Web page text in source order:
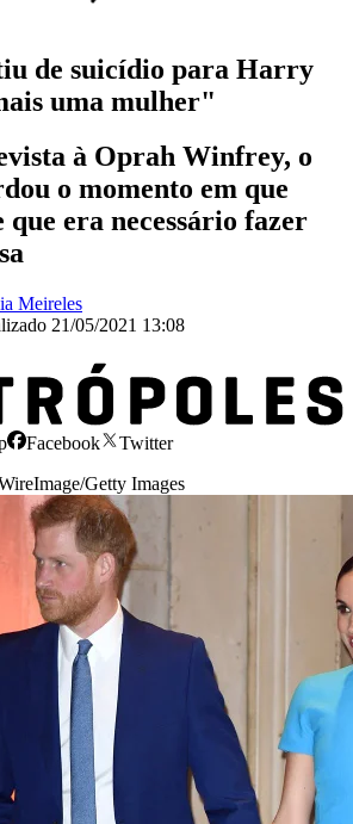
de suicídio para Harry
uma mulher"
à Oprah Winfrey, o
o momento em que
que era necessário fazer
Meireles
21/05/2021 13:08
Facebook
Twitter
Getty Images